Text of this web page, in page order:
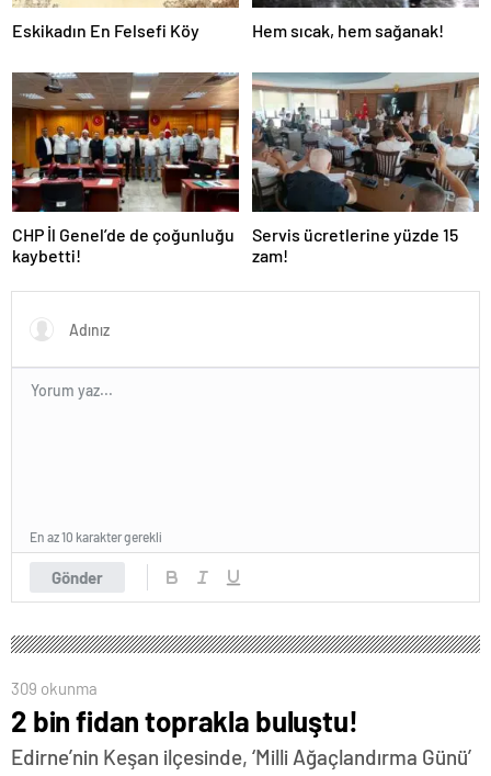
Eskikadın En Felsefi Köy Hem sıcak, hem sağanak!
CHP İl Genel’de de çoğunluğu
kaybetti!
Servis ücretlerine yüzde 15
zam!
Gönder
En az 10 karakter gerekli
309 okunma
2 bin fidan toprakla buluştu!
Edirne’nin Keşan ilçesinde, ‘Milli Ağaçlandırma Günü’